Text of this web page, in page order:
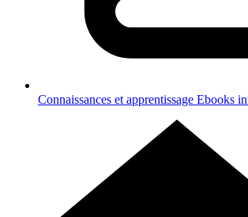
Connaissances et apprentissage Ebooks